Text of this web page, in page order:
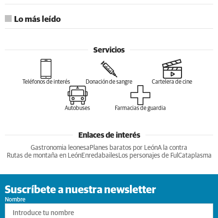
Lo más leído
Servicios
Teléfonos de interés Donación de sangre Cartelera de cine
Autobuses Farmacias de guardia
Enlaces de interés
Gastronomia leonesa Planes baratos por LeónA la contra
Rutas de montaña en LeónEnredabailesLos personajes de Ful Cataplasma
Suscríbete a nuestra newsletter
Nombre